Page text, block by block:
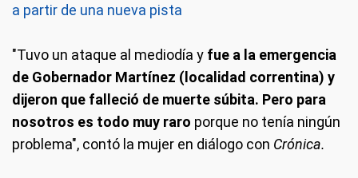
a partir de una nueva pista
"Tuvo un ataque al mediodía y fue a la emergencia
de Gobernador Martínez (localidad correntina) y
dijeron que falleció de muerte súbita. Pero para
nosotros es todo muy raro porque no tenía ningún
problema", contó la mujer en diálogo con Crónica.